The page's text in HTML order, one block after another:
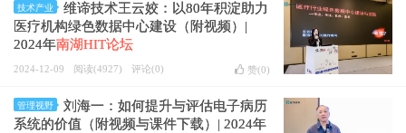
技术产业
维谛技术王云姣：以80年积淀助力
医疗机构绿色数据中心建设（附视频）|
2024年南湖HIT论坛
2024-12-09 阅读(4927) 评论(0) 赞(0)
管理视野
刘海一：如何提升与评估电子病历
系统的价值（附视频与课件下载）| 2024年